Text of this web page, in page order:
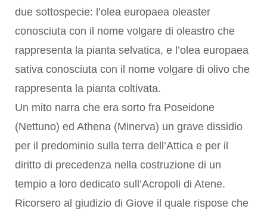
due sottospecie: l’olea europaea oleaster
conosciuta con il nome volgare di oleastro che
rappresenta la pianta selvatica, e l’olea europaea
sativa conosciuta con il nome volgare di olivo che
rappresenta la pianta coltivata.
Un mito narra che era sorto fra Poseidone
(Nettuno) ed Athena (Minerva) un grave dissidio
per il predominio sulla terra dell’Attica e per il
diritto di precedenza nella costruzione di un
tempio a loro dedicato sull’Acropoli di Atene.
Ricorsero al giudizio di Giove il quale rispose che